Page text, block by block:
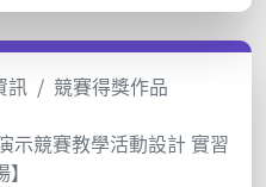
訊
競賽得獎作品
示競賽教學活動設計 實習